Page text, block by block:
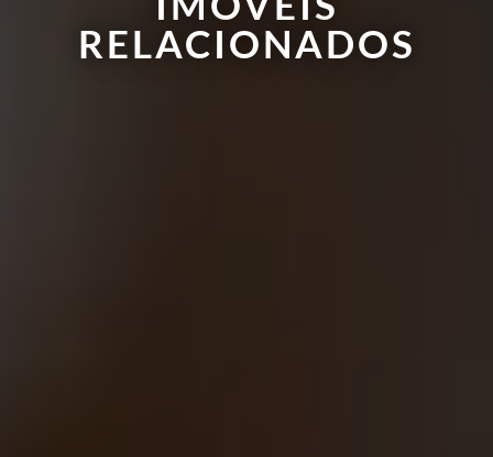
RELACIONADOS